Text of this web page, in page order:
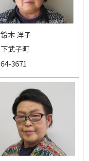
鈴木 洋子
下武子町
64-3671